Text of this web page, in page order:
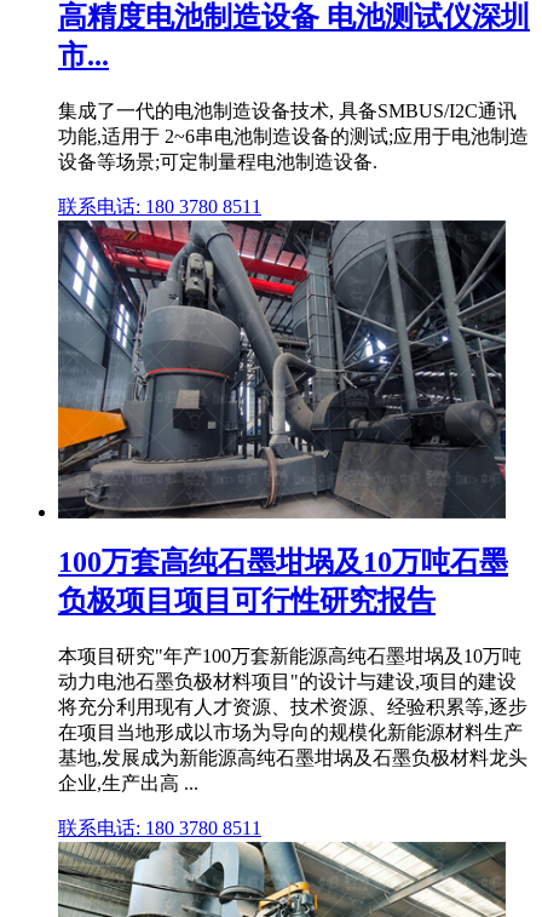
高精度电池制造设备 电池测试仪深圳
市...
集成了一代的电池制造设备技术, 具备SMBUS/I2C通讯
功能,适用于 2~6串电池制造设备的测试;应用于电池制造
设备等场景;可定制量程电池制造设备.
联系电话: 180 3780 8511
100万套高纯石墨坩埚及10万吨石墨
负极项目项目可行性研究报告
本项目研究"年产100万套新能源高纯石墨坩埚及10万吨
动力电池石墨负极材料项目"的设计与建设,项目的建设
将充分利用现有人才资源、技术资源、经验积累等,逐步
在项目当地形成以市场为导向的规模化新能源材料生产
基地,发展成为新能源高纯石墨坩埚及石墨负极材料龙头
企业,生产出高 ...
联系电话: 180 3780 8511